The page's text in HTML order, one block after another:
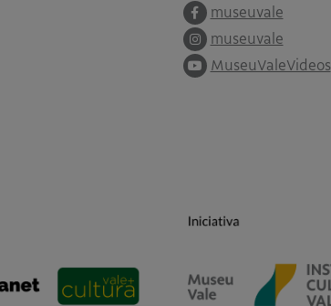
museuvale
museuvale
MuseuValeVideos